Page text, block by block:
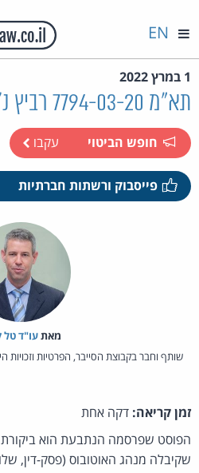
EN
1 במרץ 2022
תא"מ 7794-03-20 רביץ נ' דייסודוב
חופש הביטוי עקבו
פייסבוק ורשתות חברתיות
מאת‏עו"ד טל
שותף וחבר בקבוצת הסייבר, הפרטיות
זמן קריאה: דקה אחת
הפוסט שפרסמה הנתבעת הוא
שקיבלה מנהג האוטובוס (פסק-דין,